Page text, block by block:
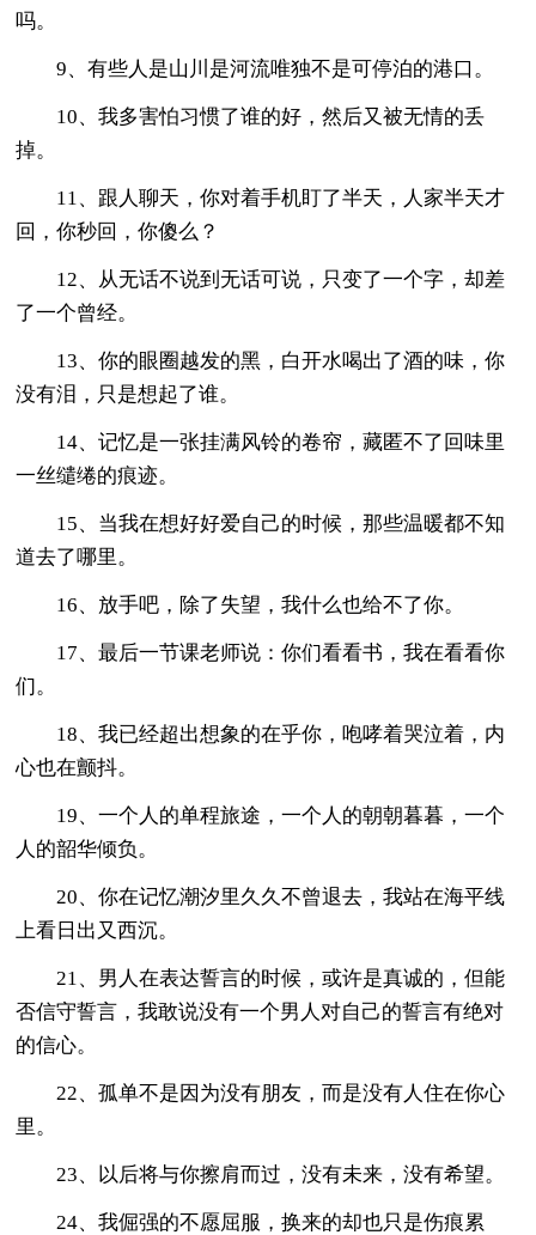
吗。
9、有些人是山川是河流唯独不是可停泊的港口。
10、我多害怕习惯了谁的好，然后又被无情的丢
掉。
11、跟人聊天，你对着手机盯了半天，人家半天才
回，你秒回，你傻么？
12、从无话不说到无话可说，只变了一个字，却差
了一个曾经。
13、你的眼圈越发的黑，白开水喝出了酒的味，你
没有泪，只是想起了谁。
14、记忆是一张挂满风铃的卷帘，藏匿不了回味里
一丝缱绻的痕迹。
15、当我在想好好爱自己的时候，那些温暖都不知
道去了哪里。
16、放手吧，除了失望，我什么也给不了你。
17、最后一节课老师说：你们看看书，我在看看你
们。
18、我已经超出想象的在乎你，咆哮着哭泣着，内
心也在颤抖。
19、一个人的单程旅途，一个人的朝朝暮暮，一个
人的韶华倾负。
20、你在记忆潮汐里久久不曾退去，我站在海平线
上看日出又西沉。
21、男人在表达誓言的时候，或许是真诚的，但能
否信守誓言，我敢说没有一个男人对自己的誓言有绝对
的信心。
22、孤单不是因为没有朋友，而是没有人住在你心
里。
23、以后将与你擦肩而过，没有未来，没有希望。
24、我倔强的不愿屈服，换来的却也只是伤痕累